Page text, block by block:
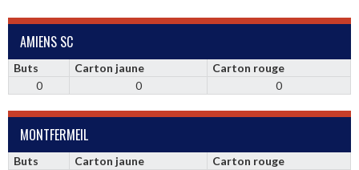
AMIENS SC
Buts Carton jaune
Carton rouge
0
0 0
MONTFERMEIL
Buts Carton jaune
Carton rouge